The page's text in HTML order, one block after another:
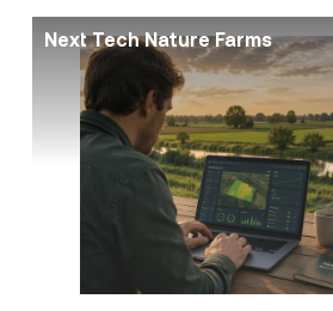
Next Tech Nature Farms